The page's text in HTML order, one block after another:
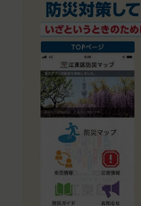
を、当社各サ
目的の範囲内
Cookie（クッ
当社は、お客
ある情報を提
ー」といいま
を使用するこ
クッキーは、
用のパソコン
提供条件及び
ものです。
当社が、当社
個別規定や追
に定める方法
発信する場合
のとし、個別
と抵触する場
ルール等が優